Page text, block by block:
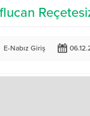
E-Nabız Giriş